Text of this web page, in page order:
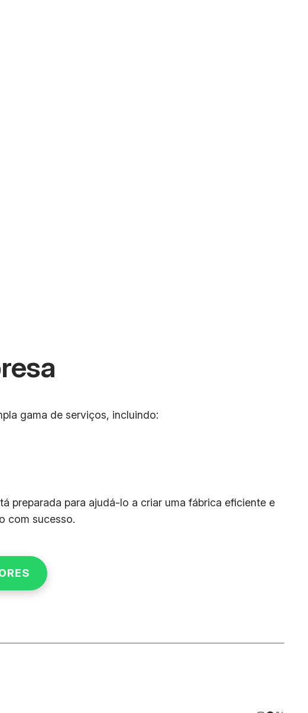
gama de serviços, incluindo:
preparada para ajudá-lo a criar uma fábrica eficiente e
com sucesso.